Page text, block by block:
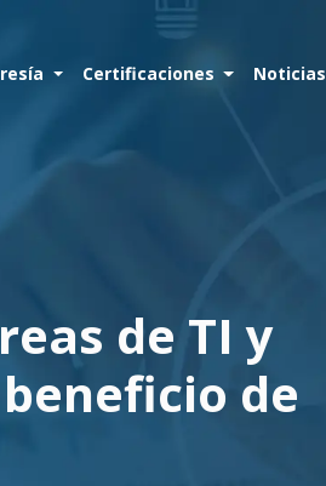
Certificaciones Noticias
de TI y
de